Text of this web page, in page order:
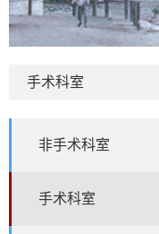
手术科室
非手术科室
手术科室